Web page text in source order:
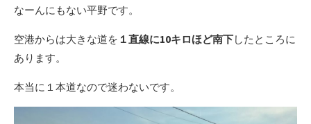
なーんにもない平野です。
空港からは大きな道を １直線に10キロほど南下したところに
あります。
本当に１本道なので迷わないです。